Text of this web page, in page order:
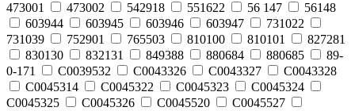
473001
473002 542918 551622 56 147
56148
603944
603945 603946 603947
731022
731039
752901 765503 810100 810101
827281
830130
832131 849388 880684 880685
89-
0-171
C0039532 C0043326 C0043327
C0043328
C0045314
C0045322 C0045323
C0045324
C0045325
C0045326 C0045520
C0045527